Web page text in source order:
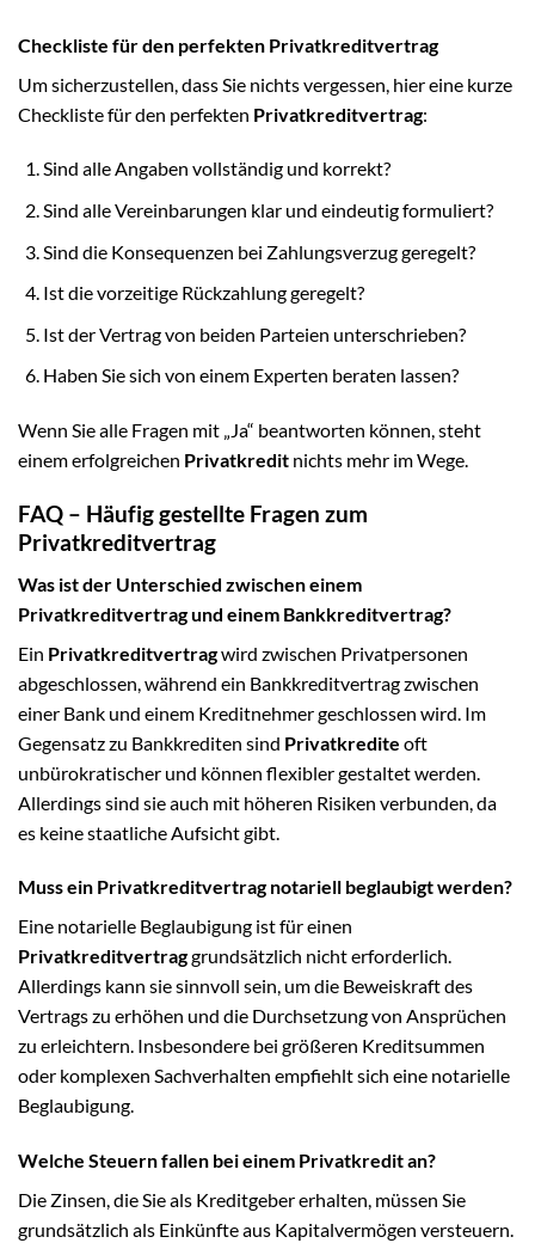
Checkliste für den perfekten Privatkreditvertrag
Um sicherzustellen, dass Sie nichts vergessen, hier eine kurze
Checkliste für den perfekten Privatkreditvertrag:
Sind alle Angaben vollständig und korrekt?
Sind alle Vereinbarungen klar und eindeutig formuliert?
Sind die Konsequenzen bei Zahlungsverzug geregelt?
Ist die vorzeitige Rückzahlung geregelt?
Ist der Vertrag von beiden Parteien unterschrieben?
Haben Sie sich von einem Experten beraten lassen?
Wenn Sie alle Fragen mit „Ja“ beantworten können, steht
einem erfolgreichen Privatkredit nichts mehr im Wege.
FAQ – Häufig gestellte Fragen zum
Privatkreditvertrag
Was ist der Unterschied zwischen einem
Privatkreditvertrag und einem Bankkreditvertrag?
Ein Privatkreditvertragwird zwischen Privatpersonen
abgeschlossen, während ein Bankkreditvertrag zwischen
einer Bank und einem Kreditnehmer geschlossen wird. Im
Gegensatz zu Bankkrediten sind Privatkredite oft
unbürokratischer und können flexibler gestaltet werden.
Allerdings sind sie auch mit höheren Risiken verbunden, da
es keine staatliche Aufsicht gibt.
Muss ein Privatkreditvertrag notariell beglaubigt werden?
Eine notarielle Beglaubigung ist für einen
Privatkreditvertraggrundsätzlich nicht erforderlich.
Allerdings kann sie sinnvoll sein, um die Beweiskraft des
Vertrags zu erhöhen und die Durchsetzung von Ansprüchen
zu erleichtern. Insbesondere bei größeren Kreditsummen
oder komplexen Sachverhalten empfiehlt sich eine notarielle
Beglaubigung.
Welche Steuern fallen bei einem Privatkredit an?
Die Zinsen, die Sie als Kreditgeber erhalten, müssen Sie
grundsätzlich als Einkünfte aus Kapitalvermögen versteuern.